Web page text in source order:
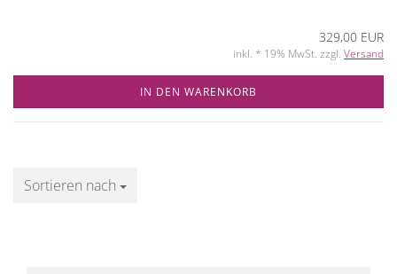
329,00 EUR
inkl. * 19% MwSt. zzgl. Versand
IN DEN WARENKORB
Sortieren nach
Sortieren nach